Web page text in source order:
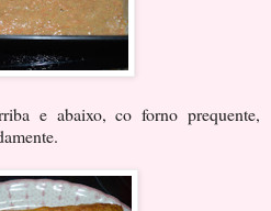
e abaixo, co forno prequente,